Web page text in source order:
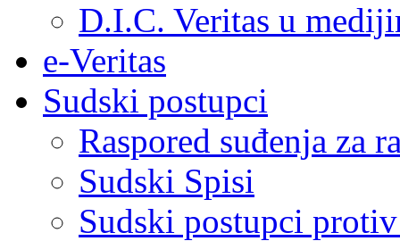
D.I.C. Veritas u
e-Veritas
Sudski postupci
Raspored suđenja za
Sudski Spisi
Sudski postupci